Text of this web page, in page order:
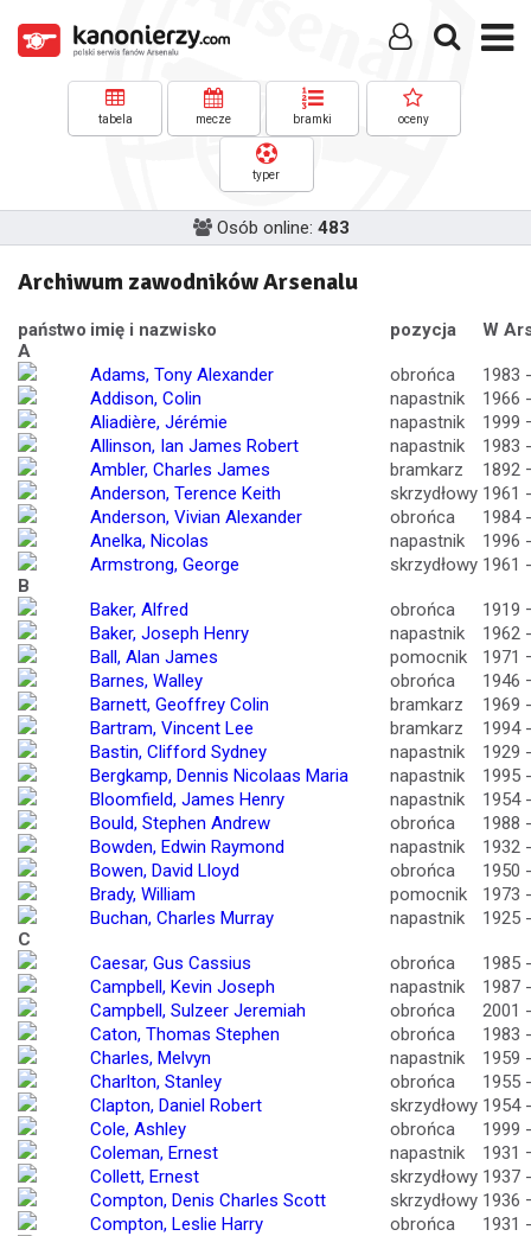
tabela mecze bramki oceny
typer
Osób online: 483
Archiwum zawodników Arsenalu
państwo imię i nazwisko pozycja
W
A
Adams, Tony Alexander
obrońca
1983
Addison, Colin
napastnik
1966
Aliadière, Jérémie
napastnik
1999
Allinson, Ian James Robert
napastnik
1983
Ambler, Charles James
bramkarz
1892
Anderson, Terence Keith
skrzydłowy 1961
Anderson, Vivian Alexander
obrońca
1984
Anelka, Nicolas
napastnik
1996
Armstrong, George
skrzydłowy 1961
B
Baker, Alfred
obrońca
1919
Baker, Joseph Henry
napastnik
1962
Ball, Alan James
pomocnik
1971
Barnes, Walley
obrońca
1946
Barnett, Geoffrey Colin
bramkarz
1969
Bartram, Vincent Lee
bramkarz
1994
Bastin, Clifford Sydney
napastnik
1929
Bergkamp, Dennis Nicolaas Maria
napastnik
1995
Bloomfield, James Henry
napastnik
1954
Bould, Stephen Andrew
obrońca
1988
Bowden, Edwin Raymond
napastnik
1932
Bowen, David Lloyd
obrońca
1950
Brady, William
pomocnik
1973
Buchan, Charles Murray
napastnik
1925
C
Caesar, Gus Cassius
obrońca
1985
Campbell, Kevin Joseph
napastnik
1987
Campbell, Sulzeer Jeremiah
obrońca
2001
Caton, Thomas Stephen
obrońca
1983
Charles, Melvyn
napastnik
1959
Charlton, Stanley
obrońca
1955
Clapton, Daniel Robert
skrzydłowy 1954
Cole, Ashley
obrońca
1999
Coleman, Ernest
napastnik
1931
Collett, Ernest
skrzydłowy 1937
Compton, Denis Charles Scott
skrzydłowy 1936
Compton, Leslie Harry
obrońca
1931